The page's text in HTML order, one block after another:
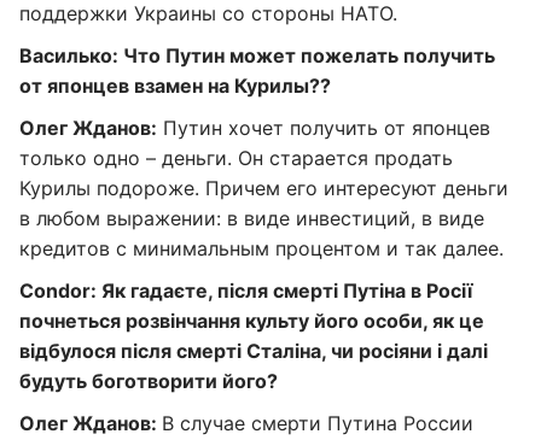
поддержки Украины со стороны НАТО.
Василько: Что Путин может пожелать получить
от японцев взамен на Курилы??
Олег Жданов: Путин хочет получить от японцев
только одно – деньги. Он старается продать
Курилы подороже. Причем его интересуют деньги
в любом выражении: в виде инвестиций, в виде
кредитов с минимальным процентом и так далее.
Condor: Як гадаєте, після смерті Путіна в Росії
почнеться розвінчання культу його особи, як це
відбулося після смерті Сталіна, чи росіяни і далі
будуть боготворити його?
Олег Жданов: В случае смерти Путина России